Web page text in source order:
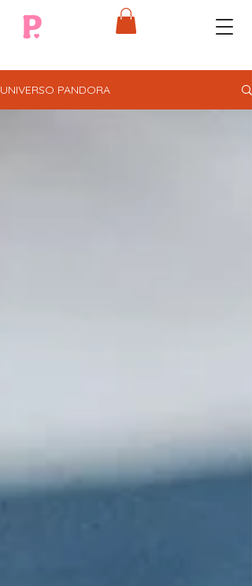
UNIVERSO PANDORA